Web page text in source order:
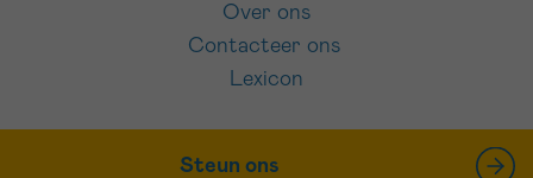
Over ons
Contacteer ons
Lexicon
Steun ons